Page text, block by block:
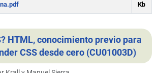
Kb
HTML, conocimiento previo para
CSS desde cero (CU01003D)